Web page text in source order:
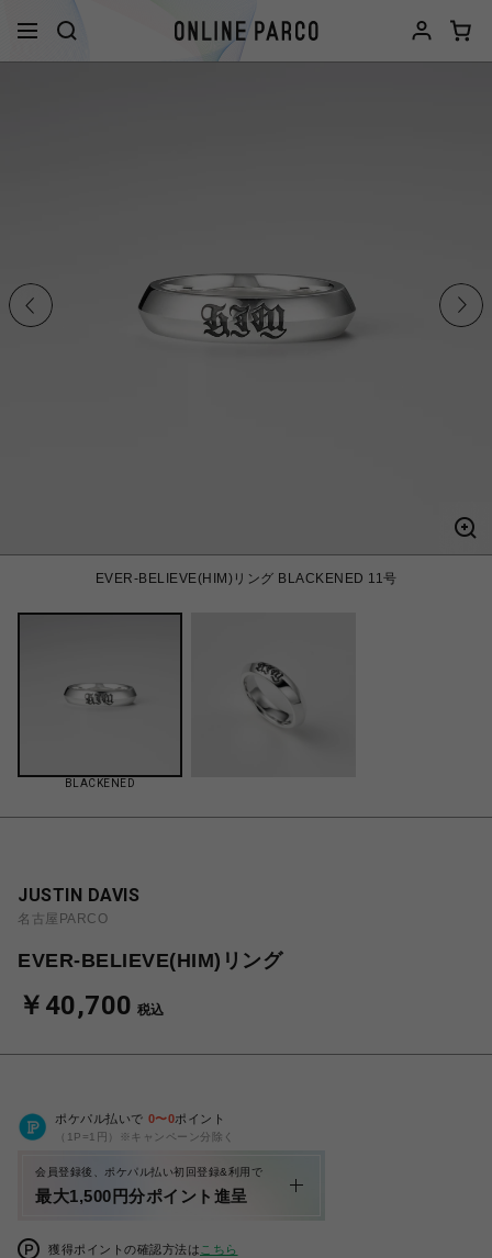
EVER-BELIEVE(HIM)リング BLACKENED 11号
BLACKENED
JUSTIN DAVIS
名古屋PARCO
EVER-BELIEVE(HIM)リング
￥40,700 税込
ポケパル払いで 0〜0ポイント
（1P=1円）※キャンペーン分除く
会員登録後、ポケパル払い初回登録&利用で
最大1,500円分ポイント進呈
獲得ポイントの確認方法は こちら